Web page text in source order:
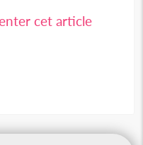
cet article